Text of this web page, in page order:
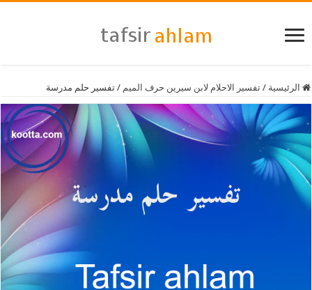
الرئيسية / تفسير الاحلام لابن سيرين حرف الميم / تفسير حلم مدرسة